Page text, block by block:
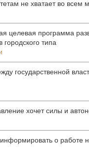
не хватает во всем
целевая программа
городского типа
государственной
хочет силы и
о работе